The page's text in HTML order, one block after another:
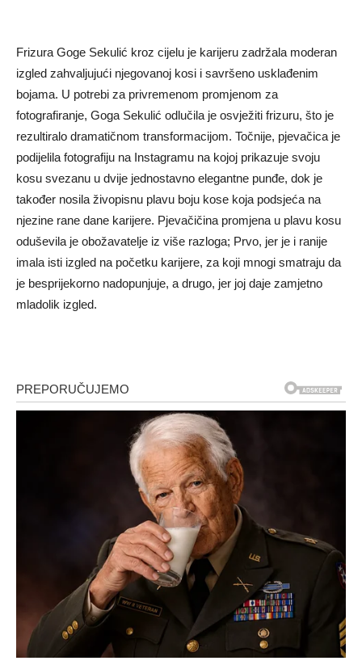
Frizura Goge Sekulić kroz cijelu je karijeru zadržala moderan
izgled zahvaljujući njegovanoj kosi i savršeno usklađenim
bojama. U potrebi za privremenom promjenom za
fotografiranje, Goga Sekulić odlučila je osvježiti frizuru, što je
rezultiralo dramatičnom transformacijom. Točnije, pjevačica je
podijelila fotografiju na Instagramu na kojoj prikazuje svoju
kosu svezanu u dvije jednostavno elegantne punđe, dok je
također nosila živopisnu plavu boju kose koja podsjeća na
njezine rane dane karijere. Pjevačičina promjena u plavu kosu
oduševila je obožavatelje iz više razloga; Prvo, jer je i ranije
imala isti izgled na početku karijere, za koji mnogi smatraju da
je besprijekorno nadopunjuje, a drugo, jer joj daje zamjetno
mladolik izgled.